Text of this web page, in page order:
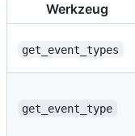
Werkzeug
get_event_types
get_event_type